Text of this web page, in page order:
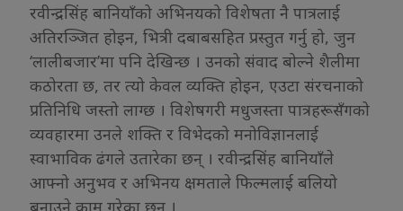
रवीन्द्रसिंह बानियाँको अभिनयको विशेषता नै पात्रलाई
अतिरञ्जित होइन, भित्री दबाबसहित प्रस्तुत गर्नु हो, जुन
‘लालीबजार’मा पनि देखिन्छ । उनको संवाद बोल्ने शैलीमा
कठोरता छ, तर त्यो केवल व्यक्ति होइन, एउटा संरचनाको
प्रतिनिधि जस्तो लाग्छ । विशेषगरी मधुजस्ता पात्रहरूसँगको
व्यवहारमा उनले शक्ति र विभेदको मनोविज्ञानलाई
स्वाभाविक ढंगले उतारेका छन् । रवीन्द्रसिंह बानियाँले
आफ्नो अनुभव र अभिनय क्षमताले फिल्मलाई बलियो
बनाउने काम गरेका छन् ।